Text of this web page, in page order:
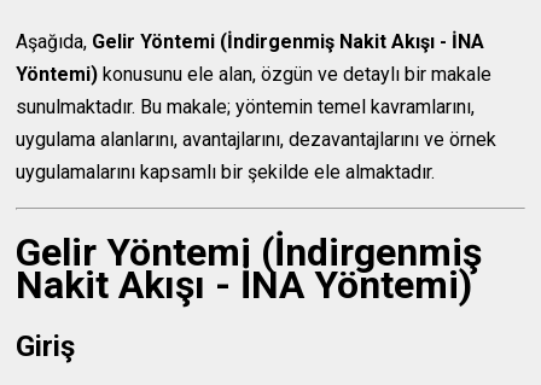
Aşağıda, Gelir Yöntemi (İndirgenmiş Nakit Akışı - İNA
Yöntemi) konusunu ele alan, özgün ve detaylı bir makale
sunulmaktadır. Bu makale; yöntemin temel kavramlarını,
uygulama alanlarını, avantajlarını, dezavantajlarını ve örnek
uygulamalarını kapsamlı bir şekilde ele almaktadır.
Gelir Yöntemi (İndirgenmiş
Nakit Akışı - İNA Yöntemi)
Giriş